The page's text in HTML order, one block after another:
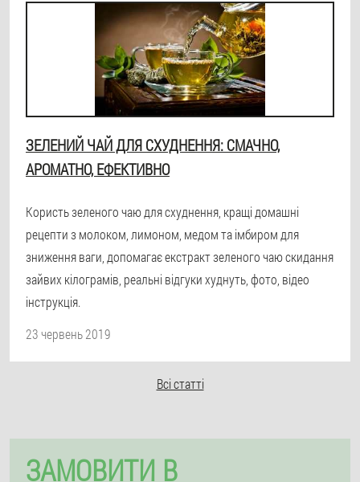
ЗЕЛЕНИЙ ЧАЙ ДЛЯ СХУДНЕННЯ: СМАЧНО,
АРОМАТНО, ЕФЕКТИВНО
Користь зеленого чаю для схуднення, кращі домашні
рецепти з молоком, лимоном, медом та імбиром для
зниження ваги, допомагає екстракт зеленого чаю скидання
зайвих кілограмів, реальні відгуки худнуть, фото, відео
інструкція.
23 червень 2019
Всі статті
ЗАМОВИТИ В